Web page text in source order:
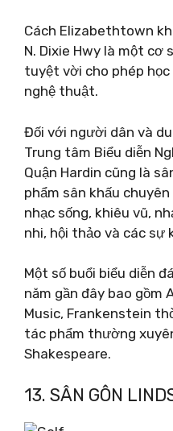
Cách Elizabethtown
N. Dixie Hwy là một cơ
tuyệt vời cho phép
nghệ thuật.
Đối với người dân và
Trung tâm Biểu diễn
Quận Hardin cũng là
phẩm sân khấu
nhạc sống, khiêu vũ,
nhi, hội thảo và các sự
Một số buổi biểu diễn
năm gần đây bao gồm
Music, Frankenstein
tác phẩm thường
Shakespeare.
13. SÂN GÔN